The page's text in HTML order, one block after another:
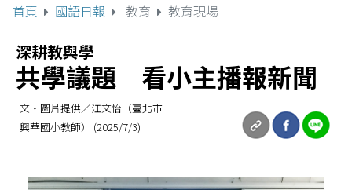
首頁 國語日報 教育 教育現場
深耕教與學
共學議題 看小主播報新聞
文‧圖片提供／江文怡（臺北市
興華國小教師） (2025/7/3)